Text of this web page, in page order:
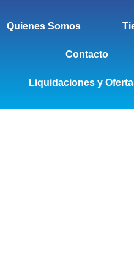
Quienes Somos
Contacto
Liquidaciones y